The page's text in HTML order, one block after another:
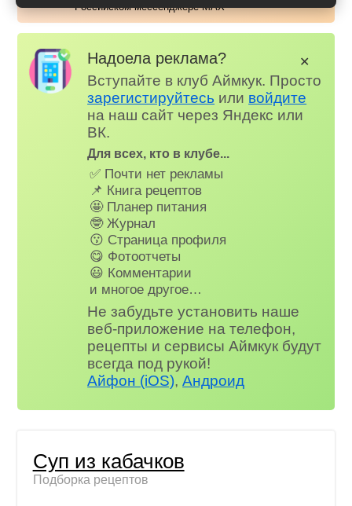
Российском мессенджере MAX
Надоела реклама?
Вступайте в клуб Аймкук. Просто
зарегистируйтесь или войдите
на наш сайт через Яндекс или
ВК.
Для всех, кто в клубе...
✅ Почти нет рекламы
📌 Книга рецептов
🤩 Планер питания
🤓 Журнал
😗 Страница профиля
😋 Фотоотчеты
😃 Комментарии
и многое другое…
Не забудьте установить наше
веб-приложение на телефон,
рецепты и сервисы Аймкук будут
всегда под рукой!
Айфон (iOS),Андроид
✕
Суп из кабачков
Подборка рецептов